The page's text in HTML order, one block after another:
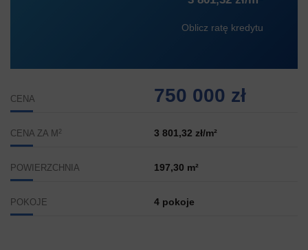
Oblicz ratę kredytu
CENA 750 000 zł
CENA ZA M 2 3 801,32 zł/m²
POWIERZCHNIA 197,30 m²
POKOJE 4 pokoje